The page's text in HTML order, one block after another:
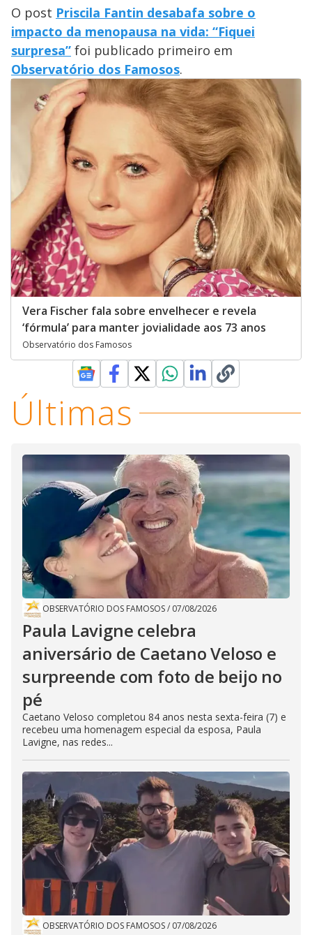
O post Priscila Fantin desabafa sobre o
impacto da menopausa na vida: “Fiquei
surpresa” foi publicado primeiro em
Observatório dos Famosos.
Vera Fischer fala sobre envelhecer e revela
‘fórmula’ para manter jovialidade aos 73 anos
Observatório dos Famosos
Últimas
OBSERVATÓRIO DOS FAMOSOS/ 07/08/2026
Paula Lavigne celebra
aniversário de Caetano Veloso e
surpreende com foto de beijo no
pé
Caetano Veloso completou 84 anos nesta sexta-feira (7) e
recebeu uma homenagem especial da esposa, Paula
Lavigne, nas redes...
OBSERVATÓRIO DOS FAMOSOS/ 07/08/2026